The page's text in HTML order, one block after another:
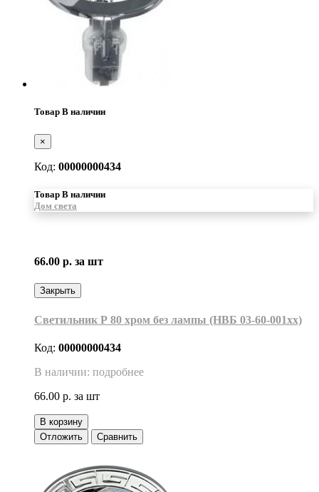
Товар В наличии
×
Код: 00000000434
Товар В наличии
Дом света
66.00 р. за шт
Закрыть
Светильник Р 80 хром без лампы (НВБ 03-60-001хх)
Код: 00000000434
В наличии: подробнее
66.00 р. за шт
В корзину
Отложить
Сравнить